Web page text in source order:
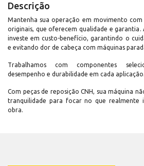
Descrição
Mantenha sua operação em movimento com
originais, que oferecem qualidade e
investe em custo-benefício, garantindo o
e evitando dor de cabeça com máquinas
Trabalhamos com componentes
desempenho e durabilidade em cada aplicação.
Com peças de reposição CNH, sua máquina
tranquilidade para focar no que realmente
obra.